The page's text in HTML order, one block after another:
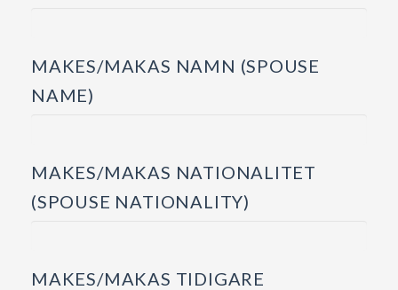
MAKES/MAKAS NAMN (SPOUSE
NAME)
MAKES/MAKAS NATIONALITET
(SPOUSE NATIONALITY)
MAKES/MAKAS TIDIGARE